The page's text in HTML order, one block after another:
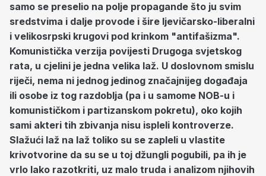
samo se preselio na polje propagande što ju svim
sredstvima i dalje provode i šire ljevičarsko-liberalni
i velikosrpski krugovi pod krinkom "antifašizma".
Komunistička verzija povijesti Drugoga svjetskog
rata, u cjelini je jedna velika laž. U doslovnom smislu
riječi, nema ni jednog jedinog značajnijeg događaja
ili osobe iz tog razdoblja (pa i u samome NOB-u i
komunističkom i partizanskom pokretu), oko kojih
sami akteri tih zbivanja nisu ispleli kontroverze.
Slažući laž na laž toliko su se zapleli u vlastite
krivotvorine da su se u toj džungli pogubili, pa ih je
vrlo lako razotkriti, uz malo truda i analizom njihovih